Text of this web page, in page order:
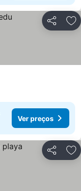
Partilhar
Ver preços
Partilhar